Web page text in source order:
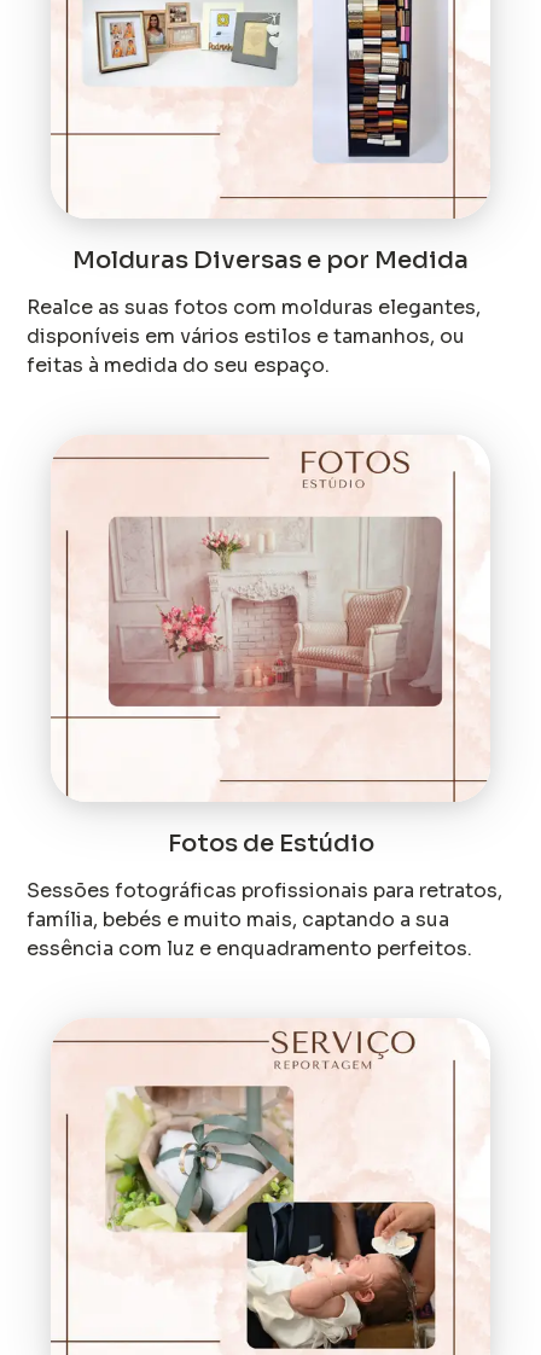
Molduras Diversas e por Medida
Realce as suas fotos com molduras elegantes,
disponíveis em vários estilos e tamanhos, ou
feitas à medida do seu espaço.
Fotos de Estúdio
Sessões fotográficas profissionais para retratos,
família, bebés e muito mais, captando a sua
essência com luz e enquadramento perfeitos.